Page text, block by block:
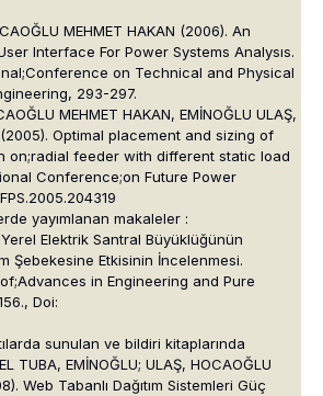
MEHMET HAKAN (2006). An
Interface For Power Systems Analysıs.
on Technical and Physical
293-297.
MEHMET HAKAN, EMİNOĞLU ULAŞ,
(2005). Optimal placement and sizing of
on;radial feeder with different static load
Conference;on Future Power
yayımlanan makaleler :
Elektrik Santral Büyüklüğünün
Şebekesine Etkisinin İncelenmesi.
in Engineering and Pure
Doi:
sunulan ve bildiri kitaplarında
TUBA, EMİNOĞLU; ULAŞ, HOCAOĞLU
Web Tabanlı Dağıtım Sistemleri Güç